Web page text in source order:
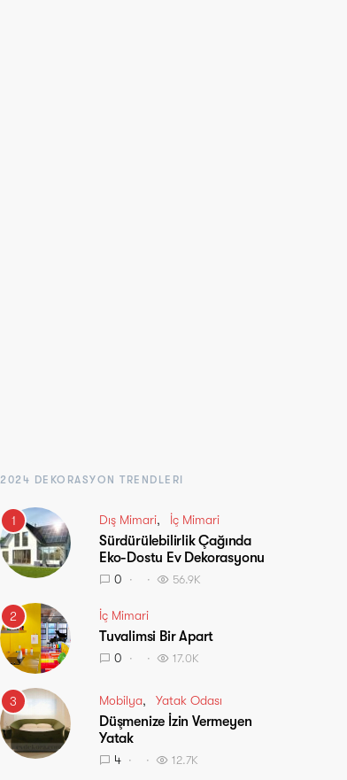
2024 DEKORASYON TRENDLERI
1 Dış Mimari İç Mimari
Sürdürülebilirlik Çağında
Eko-Dostu Ev Dekorasyonu
0 56.9K
2 İç Mimari
Tuvalimsi Bir Apart
0 17.0K
3 Mobilya Yatak Odası
Düşmenize İzin Vermeyen
Yatak
4 12.7K